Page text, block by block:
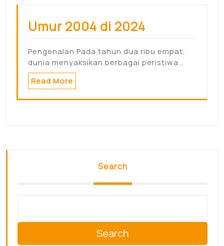
Umur 2004 di 2024
Pengenalan Pada tahun dua ribu empat,
dunia menyaksikan berbagai peristiwa…
Read More
Search
Search